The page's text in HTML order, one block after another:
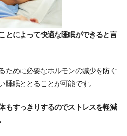
とによって快適な睡眠ができると言
ために必要なホルモンの減少を防ぐ
睡眠ととることが可能です。
もすっきりするのでストレスを軽減